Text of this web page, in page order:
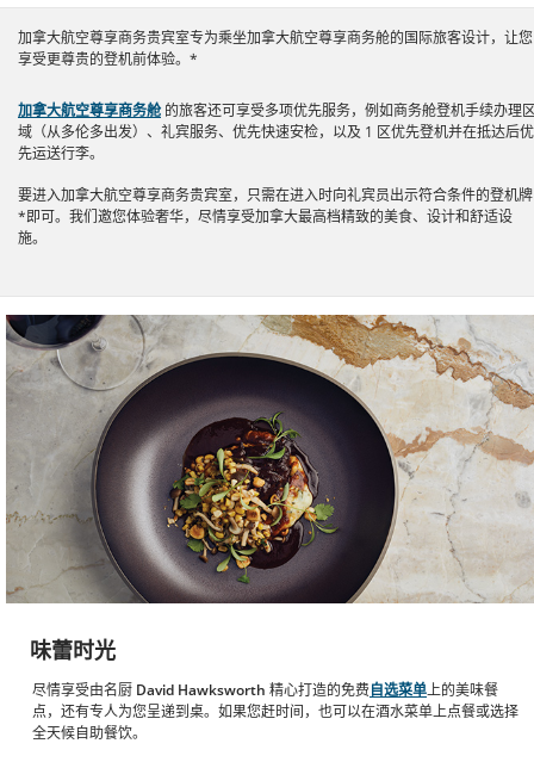
加拿大航空尊享商务贵宾室专为乘坐加拿大航空尊享商务舱的国际旅客设计，让您
享受更尊贵的登机前体验。*
加拿大航空尊享商务舱的旅客还可享受多项优先服务，例如商务舱登机手续办理
域（从多伦多出发）、礼宾服务、优先快速安检，以及 1 区优先登机并在抵达后优
先运送行李。
要进入加拿大航空尊享商务贵宾室，只需在进入时向礼宾员出示符合条件的登机牌
*即可。我们邀您体验奢华，尽情享受加拿大最高档精致的美食、设计和舒适设
施。
味蕾时光
尽情享受由名厨 David Hawksworth 精心打造的免费自选菜单上的美味餐
点，还有专人为您呈递到桌。如果您赶时间，也可以在酒水菜单上点餐或选择
全天候自助餐饮。